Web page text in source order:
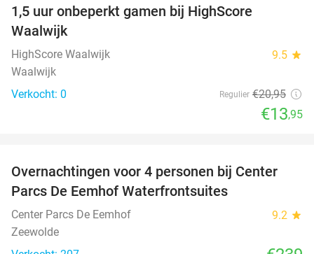
TODAY
1,5 uur onbeperkt gamen bij HighScore
Waalwijk
HighScore Waalwijk 9.5 star
Waalwijk
Verkocht: 0
Regulier €20,95
€13,95
Overnachtingen voor 4 personen bij Center
Parcs De Eemhof Waterfrontsuites
Center Parcs De Eemhof 9.2 star
Zeewolde